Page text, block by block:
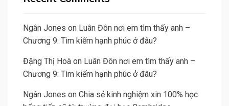
Ngân Jones on Luân Đôn nơi em tìm thấy anh –
Chương 9: Tìm kiếm hạnh phúc ở đâu?
Đặng Thị Hoà on Luân Đôn nơi em tìm thấy anh –
Chương 9: Tìm kiếm hạnh phúc ở đâu?
Ngân Jones on Chia sẻ kinh nghiệm xin 100% học